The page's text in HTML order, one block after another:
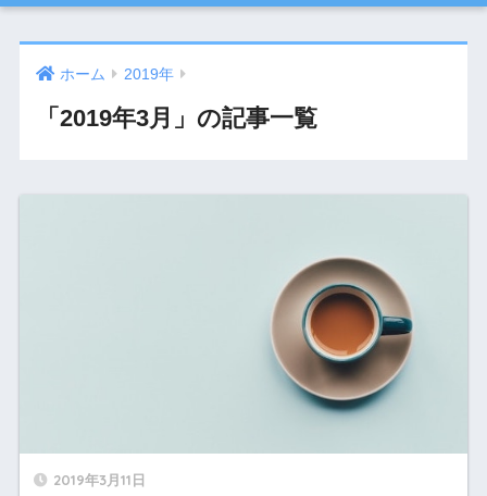
ホーム 2019年
「2019年3月」の記事一覧
2019年3月11日